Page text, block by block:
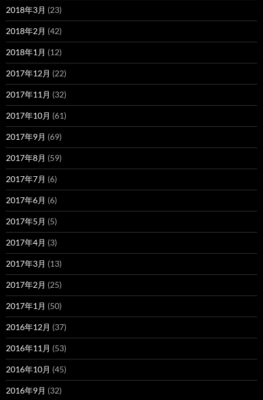
2018年3月 (23)
2018年2月 (42)
2018年1月 (12)
2017年12月 (22)
2017年11月 (32)
2017年10月 (61)
2017年9月 (69)
2017年8月 (59)
2017年7月 (6)
2017年6月 (6)
2017年5月 (5)
2017年4月 (3)
2017年3月 (13)
2017年2月 (25)
2017年1月 (50)
2016年12月 (37)
2016年11月 (53)
2016年10月 (45)
2016年9月 (32)